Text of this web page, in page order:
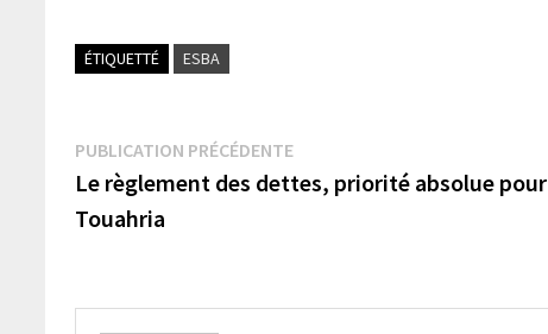
ÉTIQUETTÉ ESBA
Navigation
de
PUBLICATION PRÉCÉDENTEPublication
précédente :
Le règlement des dettes, priorité absolue pour
Touahria